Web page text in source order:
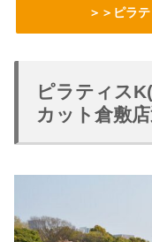
＞＞ピラ
ピラティス
カット倉敷